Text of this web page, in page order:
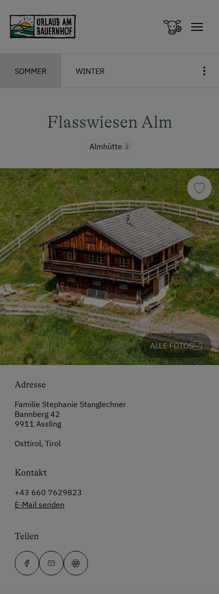
SOMMER WINTER
Flasswiesen Alm
Almhütte
ALLE FOTOS
Adresse
Familie Stephanie Stanglechner
Bannberg 42
9911 Assling
Osttirol, Tirol
Kontakt
+43 660 7629823
E-Mail senden
Teilen